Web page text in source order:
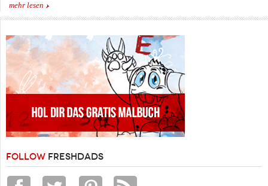
mehr lesen
FOLLOW FRESHDADS